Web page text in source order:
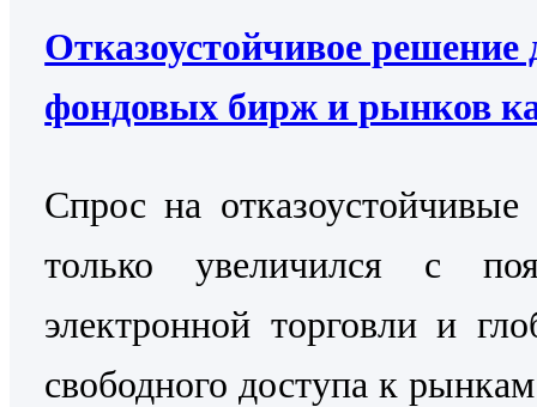
Отказоустойчивое решение
фондовых бирж и рынков
Cпрос на
только увеличился с
электронной торговли и
свободного доступа к